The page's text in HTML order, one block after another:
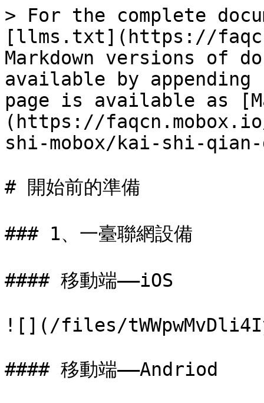
> For the complete
[llms.txt](https://
Markdown versions of
available by
page is available as
(https://
shi-mobox/kai-shi-
# 開始前的準備
### 1、一臺聯網設備
#### 移動端——iOS
![](/files/
#### 移動端——Andriod